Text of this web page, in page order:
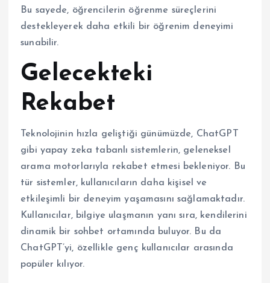
Bu sayede, öğrencilerin öğrenme süreçlerini
destekleyerek daha etkili bir öğrenim deneyimi
sunabilir.
Gelecekteki
Rekabet
Teknolojinin hızla geliştiği günümüzde, ChatGPT
gibi yapay zeka tabanlı sistemlerin, geleneksel
arama motorlarıyla rekabet etmesi bekleniyor. Bu
tür sistemler, kullanıcıların daha kişisel ve
etkileşimli bir deneyim yaşamasını sağlamaktadır.
Kullanıcılar, bilgiye ulaşmanın yanı sıra, kendilerini
dinamik bir sohbet ortamında buluyor. Bu da
ChatGPT’yi, özellikle genç kullanıcılar arasında
popüler kılıyor.